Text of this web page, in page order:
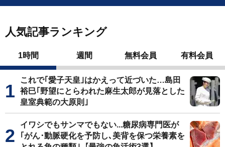
人気記事ランキング
1時間 週間 無料会員 有料会員
これで｢愛子天皇｣はかえって近づいた…島田
裕巳｢野望にとらわれた麻生太郎が見落とした
皇室典範の大原則｣
イワシでもサンマでもない...糖尿病専門医が
｢がん･動脈硬化を予防し､美背を保つ栄養素を